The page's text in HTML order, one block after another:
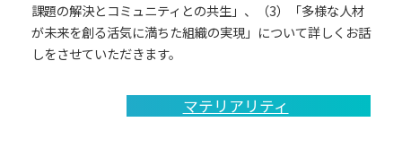
課題の解決とコミュニティとの共生」、（3）「多様な人材
が未来を創る活気に満ちた組織の実現」について詳しくお話
しをさせていただきます。
マテリアリティ